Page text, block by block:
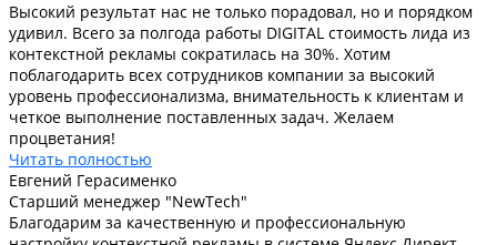
Высокий результат нас не только порадовал, но и порядком
удивил. Всего за полгода работы DIGITAL стоимость лида из
контекстной рекламы сократилась на 30%. Хотим
поблагодарить всех сотрудников компании за высокий
уровень профессионализма, внимательность к клиентам и
четкое выполнение поставленных задач. Желаем
процветания!
Читать полностью
Евгений Герасименко
Старший менеджер "NewTech"
Благодарим за качественную и профессиональную